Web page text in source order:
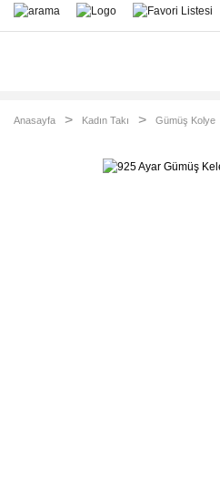
Anasayfa Kadın Takı Gümüş Kolye